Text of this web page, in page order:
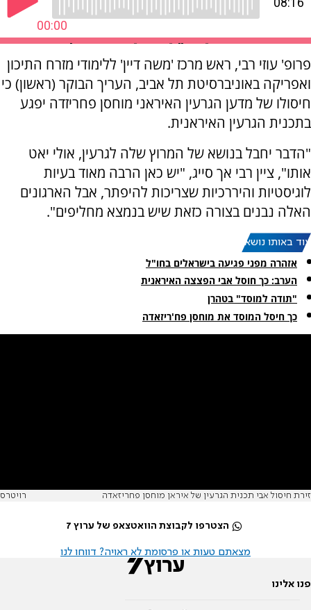
פרופ' עוזי רבי, ראש מרכז 'משה דיין' ללימודי מזרח התיכון
ואפריקה באוניברסיטת תל אביב, העריך הבוקר (ראשון) כי
חיסולו של מדען הגרעין האיראני מוחסן פחריזדה יפגע
בתכנית הגרעין האיראנית.
"הדבר יחבל בנושא של המרוץ שלה לגרעין, אולי יאט
אותו", ציין רבי אך סייג, "יש כאן הרבה מאוד בעיות
לוגיסטיות והיררכיות שצריכות להיפתר, אבל הארגונים
האלה נבנים בצורה כזאת שיש בנמצא מחליפים".
עוד באותו נושא:
אזהרה מפני פגיעה בישראלים בחו"ל
הערב: כך חוסל אבי הפצצה האיראנית
"תודה למוסד" בטהרן
כך חיסל המוסד את מוחסן פח'ריזאדה
זירת חיסול אבי תכנית הגרעין של איראן מוחסן פחריזאדה רויטרס
הצטרפו לקבוצת הוואטצאפ של ערוץ 7
מצאתם טעות או פרסומת לא ראויה? דווחו לנו
פנו אלינו